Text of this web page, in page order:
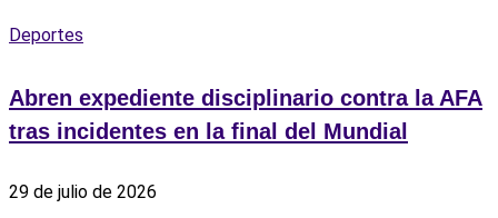
Deportes
Abren expediente disciplinario contra la AFA
tras incidentes en la final del Mundial
29 de julio de 2026